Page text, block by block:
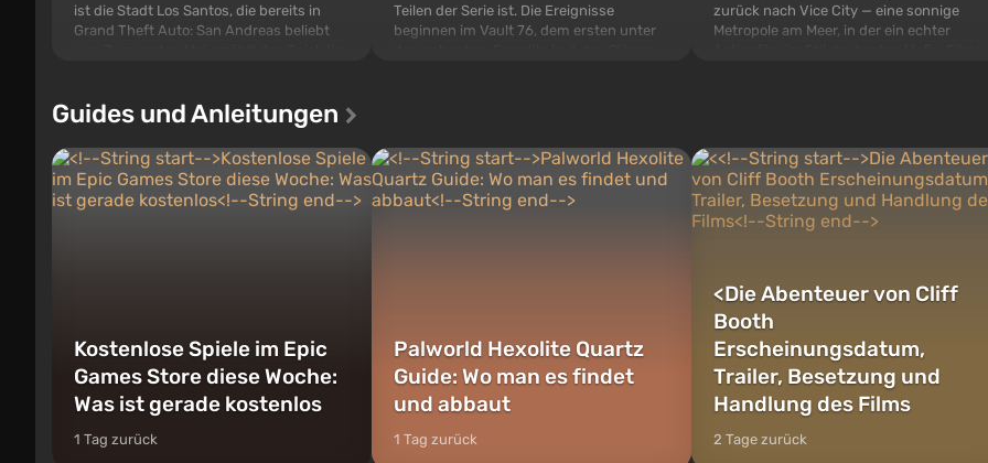
ist die Stadt Los Santos, die bereits in
Grand Theft Auto: San Andreas beliebt
denen Sie jederzeit...
Teilen der Serie ist. Die Ereignisse
beginnen im Vault 76, dem ersten unter
zurück nach Vice City — eine sonnige
Metropole am Meer, in der ein echter
Guides und Anleitungen
Kostenlose Spiele im Epic
Games Store diese Woche:
Was ist gerade kostenlos
1 Tag zurück
Palworld Hexolite Quartz
Guide: Wo man es findet
und abbaut
1 Tag zurück
<Die Abenteuer von Cliff
Booth
Erscheinungsdatum,
Trailer, Besetzung und
Handlung des Films
2 Tage zurück